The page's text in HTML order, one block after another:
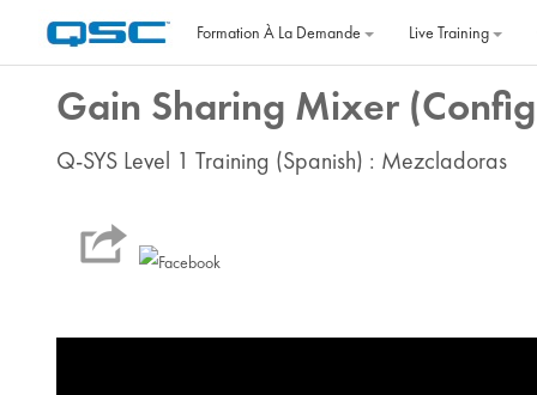
Formation À La Demande
Live Training
Gain Sharing Mixer
Q-SYS Level 1 Training (Spanish) : Mezcladoras